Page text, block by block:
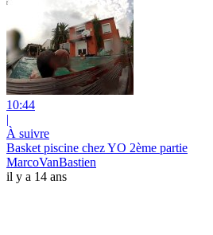
10:44
|
À suivre
Basket piscine chez YO 2ème partie
MarcoVanBastien
il y a 14 ans